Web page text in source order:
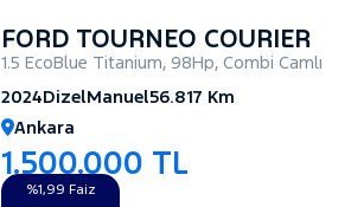
FORD TOURNEO COURIER
1.5 EcoBlue Titanium, 98Hp, Combi Camlı
2024DizelManuel56.817 Km
Ankara
1.500.000 TL
%1,99 Faiz